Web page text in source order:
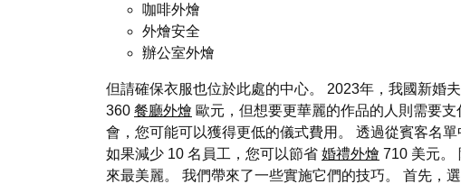
咖啡外燴
外燴安全
辦公室外燴
但請確保衣服也位於此處的中心。 2023年，我國新婚
360 餐廳外燴 歐元，但想要更華麗的作品的人則需要
會，您可能可以獲得更低的儀式費用。 透過從賓客名
如果減少 10 名員工，您可以節省 婚禮外燴 710 美元。
來最美麗。 我們帶來了一些實施它們的技巧。 首先，